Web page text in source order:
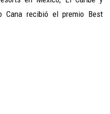
Cana recibió el premio Best